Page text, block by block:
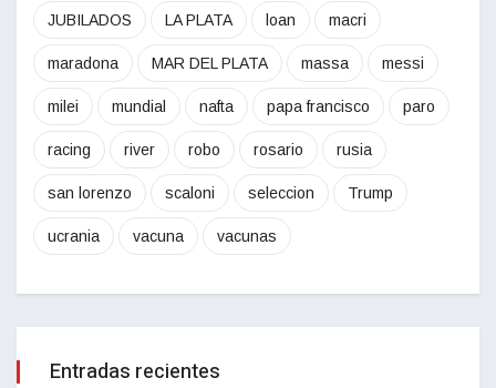
JUBILADOS LA PLATA loan macri
maradona MAR DEL PLATA massa messi
milei mundial nafta papa francisco paro
racing river robo rosario rusia
san lorenzo scaloni seleccion Trump
ucrania vacuna vacunas
Entradas recientes